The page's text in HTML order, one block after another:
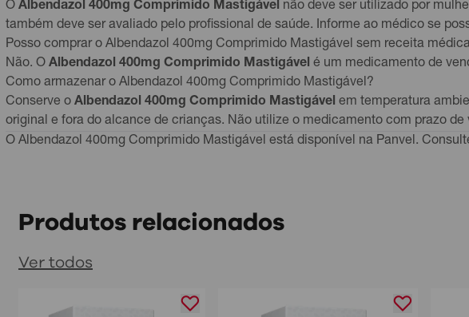
O Albendazol 400mg Comprimido Mastigável não deve ser utilizado por
também deve ser avaliado pelo profissional de saúde. Informe ao médico se
Posso comprar o Albendazol 400mg Comprimido Mastigável sem receita
Não. O Albendazol 400mg Comprimido Mastigável é um medicamento de
Como armazenar o Albendazol 400mg Comprimido Mastigável?
Conserve o Albendazol 400mg Comprimido Mastigável em temperatura
original e fora do alcance de crianças. Não utilize o medicamento com prazo de
O Albendazol 400mg Comprimido Mastigável está disponível na Panvel.
Produtos relacionados
Ver todos